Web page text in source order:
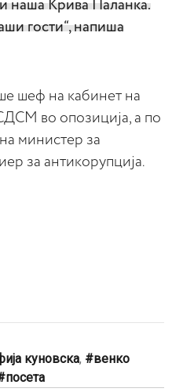
наша Крива Паланка.
гости“, напиша
шеф на кабинет на
во опозиција, а по
министер за
за антикорупција.
куновска,
венко
посета